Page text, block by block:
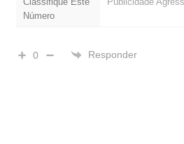
Número
0 Responder